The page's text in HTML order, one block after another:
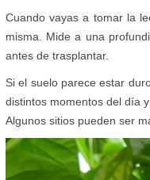
Cuando vayas a tomar la
misma. Mide a una
antes de trasplantar.
Si el suelo parece estar
distintos momentos del día
Algunos sitios pueden ser